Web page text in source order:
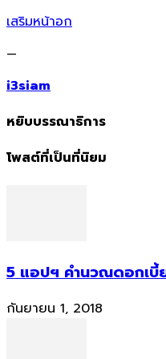
เสริมหน้าอก
—
i3siam
หยิบบรรณาธิการ
โพสต์ที่เป็นที่นิยม
5 แอปฯ คำนวณดอกเบี้
กันยายน 1, 2018